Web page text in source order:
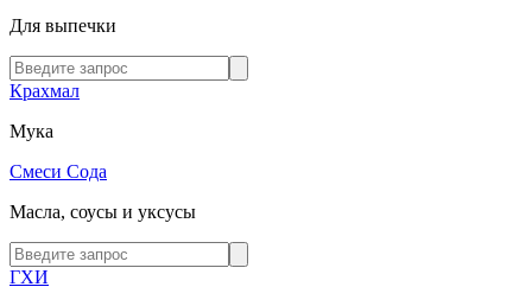
Для выпечки
Крахмал
Мука
Смеси Сода
Масла, соусы и уксусы
ГХИ